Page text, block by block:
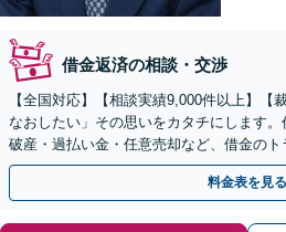
借金返済の相談・交渉
【全国対応】【相談実績9,000件以上】【
なおしたい」その思いをカタチにします
破産・過払い金・任意売却など、借金の
【初回相談無料】【全国対応可能】
料金表を見る